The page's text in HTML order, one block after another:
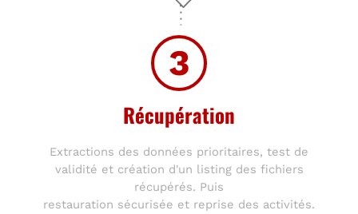
3
Récupération
Extractions des données prioritaires, test de
validité et création d'un listing des fichiers
récupérés. Puis
restauration sécurisée et reprise des activités.